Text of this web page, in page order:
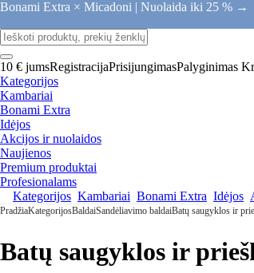
Bonami Extra × Micadoni | Nuolaida iki 25 % →
10 € jumsRegistracijaPrisijungimasPalyginimas
Kategorijos
Kambariai
Bonami Extra
Idėjos
Akcijos ir nuolaidos
Naujienos
Premium produktai
Profesionalams
Kategorijos Kambariai Bonami Extra Idėjos
PradžiaKategorijosBaldaiSandėliavimo baldaiBatų saugyklos ir
Batų saugyklos ir